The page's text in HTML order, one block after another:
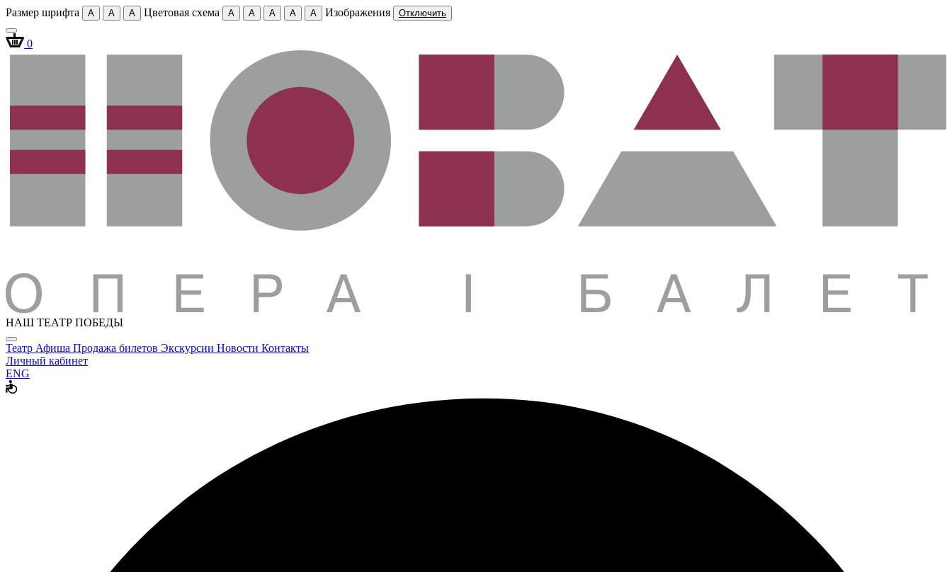
Размер шрифта A A A Цветовая схема A A A A A Изображения Отключить
0
НАШ ТЕАТР ПОБЕДЫ
Театр Афиша Продажа билетов Экскурсии Новости Контакты
Личный кабинет
ENG